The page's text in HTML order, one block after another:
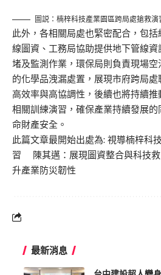
圖説：楠梓科技產業園區跨局處搶救演
此外，各相關局處也緊密配合，包
線圖資、工務局協助提供地下管線
堵及監測作業，環保局則負責現場
的化學品洩漏處置，展現市府跨局
高效率與高協調性，後續也將持續
相關訓練演習，確保產業持續發展
命財產安全。
此篇文章最開始出處為: 視導楠梓科
習 陳其邁：展現圖資整合與科技救
升產業防災韌性
最新消息